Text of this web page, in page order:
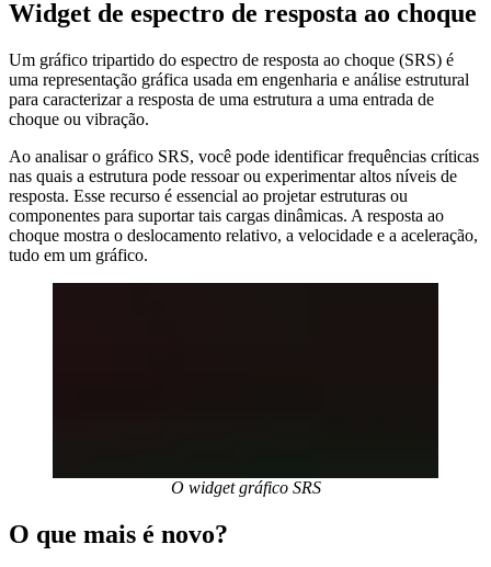
Widget de espectro de resposta ao choque
Um gráfico tripartido do espectro de resposta ao choque (SRS) é
uma representação gráfica usada em engenharia e análise estrutural
para caracterizar a resposta de uma estrutura a uma entrada de
choque ou vibração.
Ao analisar o gráfico SRS, você pode identificar frequências críticas
nas quais a estrutura pode ressoar ou experimentar altos níveis de
resposta. Esse recurso é essencial ao projetar estruturas ou
componentes para suportar tais cargas dinâmicas. A resposta ao
choque mostra o deslocamento relativo, a velocidade e a aceleração,
tudo em um gráfico.
O widget gráfico SRS
O que mais é novo?